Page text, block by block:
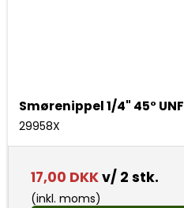
Smørenippel 1/4" 45° UNF
29958X
17,00 DKKv/ 2 stk.
(inkl. moms)